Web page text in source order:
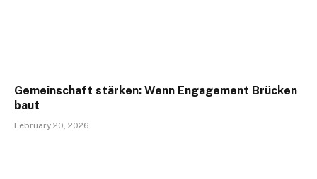
Gemeinschaft stärken: Wenn Engagement Brücken
baut
February 20, 2026